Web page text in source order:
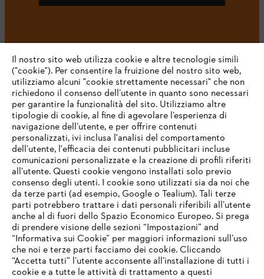
#STIHL
L’azienda
STIHL FAQ
Service
IHR BROWSER WIRD NICHT
UNTERSTÜTZT
Il nostro sito web utilizza cookie e altre tecnologie simili
("cookie"). Per consentire la fruizione del nostro sito web,
utilizziamo alcuni "cookie strettamente necessari" che non
richiedono il consenso dell’utente in quanto sono necessari
per garantire la funzionalità del sito. Utilizziamo altre
tipologie di cookie, al fine di agevolare l’esperienza di
navigazione dell’utente, e per offrire contenuti
personalizzati, ivi inclusa l'analisi del comportamento
dell’utente, l'efficacia dei contenuti pubblicitari incluse
comunicazioni personalizzate e la creazione di profili riferiti
all’utente. Questi cookie vengono installati solo previo
consenso degli utenti. I cookie sono utilizzati sia da noi che
da terze parti (ad esempio, Google o Tealium). Tali terze
parti potrebbero trattare i dati personali riferibili all’utente
anche al di fuori dello Spazio Economico Europeo. Si prega
di prendere visione delle sezioni “Impostazioni” and
“Informativa sui Cookie” per maggiori informazioni sull’uso
che noi e terze parti facciamo dei cookie. Cliccando
“Accetta tutti” l’utente acconsente all’installazione di tutti i
cookie e a tutte le attività di trattamento a questi